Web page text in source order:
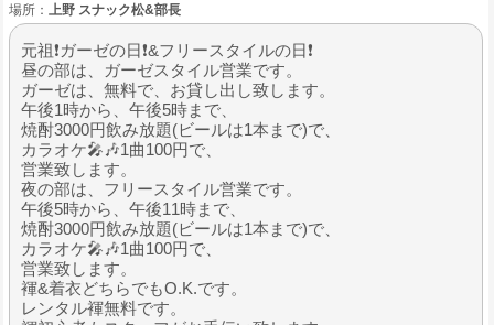
場所： 上野 スナック松&部長
元祖❗ガーゼの日❗&フリースタイルの日❗
昼の部は、ガーゼスタイル営業です。
ガーゼは、無料で、お貸し出し致します。
午後1時から、午後5時まで、
焼酎3000円飲み放題(ビールは1本まで)で、
カラオケ🎤🎶1曲100円で、
営業致します。
夜の部は、フリースタイル営業です。
午後5時から、午後11時まで、
焼酎3000円飲み放題(ビールは1本まで)で、
カラオケ🎤🎶1曲100円で、
営業致します。
褌&着衣どちらでもO.K.です。
レンタル褌無料です。